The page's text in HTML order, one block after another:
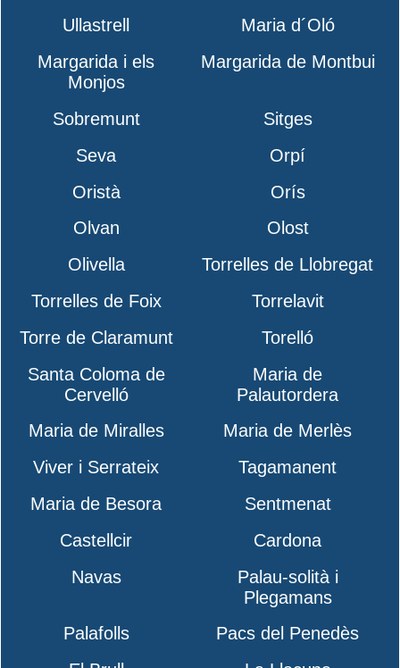
Ullastrell
Maria d´Oló
Margarida i els
Monjos
Margarida de Montbui
Sobremunt
Sitges
Seva
Orpí
Oristà
Orís
Olvan
Olost
Olivella
Torrelles de Llobregat
Torrelles de Foix
Torrelavit
Torre de Claramunt
Torelló
Santa Coloma de
Cervelló
Maria de
Palautordera
Maria de Miralles
Maria de Merlès
Viver i Serrateix
Tagamanent
Maria de Besora
Sentmenat
Castellcir
Cardona
Navas
Palau-solità i
Plegamans
Palafolls
Pacs del Penedès